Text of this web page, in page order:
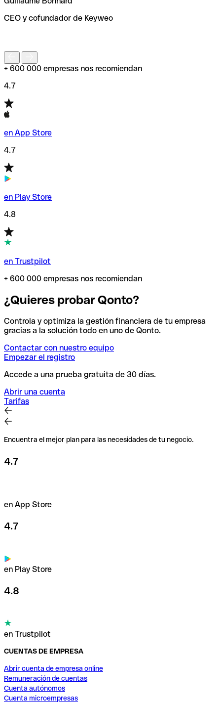
de enviar tu transferencia.
CEO y cofundador de Keyweo
+ 600 000 empresas nos recomiendan
4.7
en App Store
4.7
en Play Store
4.8
en Trustpilot
+ 600 000 empresas nos recomiendan
¿Quieres probar Qonto?
Controla y optimiza la gestión financiera de tu empresa
gracias a la solución todo en uno de Qonto.
Contactar con nuestro equipo
Empezar el registro
Accede a una prueba gratuita de 30 días.
Abrir una cuenta
Tarifas
Encuentra el mejor plan para las necesidades de tu negocio.
4.7
en App Store
4.7
en Play Store
4.8
en Trustpilot
CUENTAS DE EMPRESA
Abrir cuenta de empresa online
Remuneración de cuentas
Cuenta autónomos
Cuenta microempresas